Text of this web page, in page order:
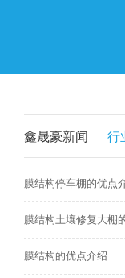
鑫晟豪新闻 行
膜结构停车棚的优点
膜结构土壤修复大棚
膜结构的优点介绍